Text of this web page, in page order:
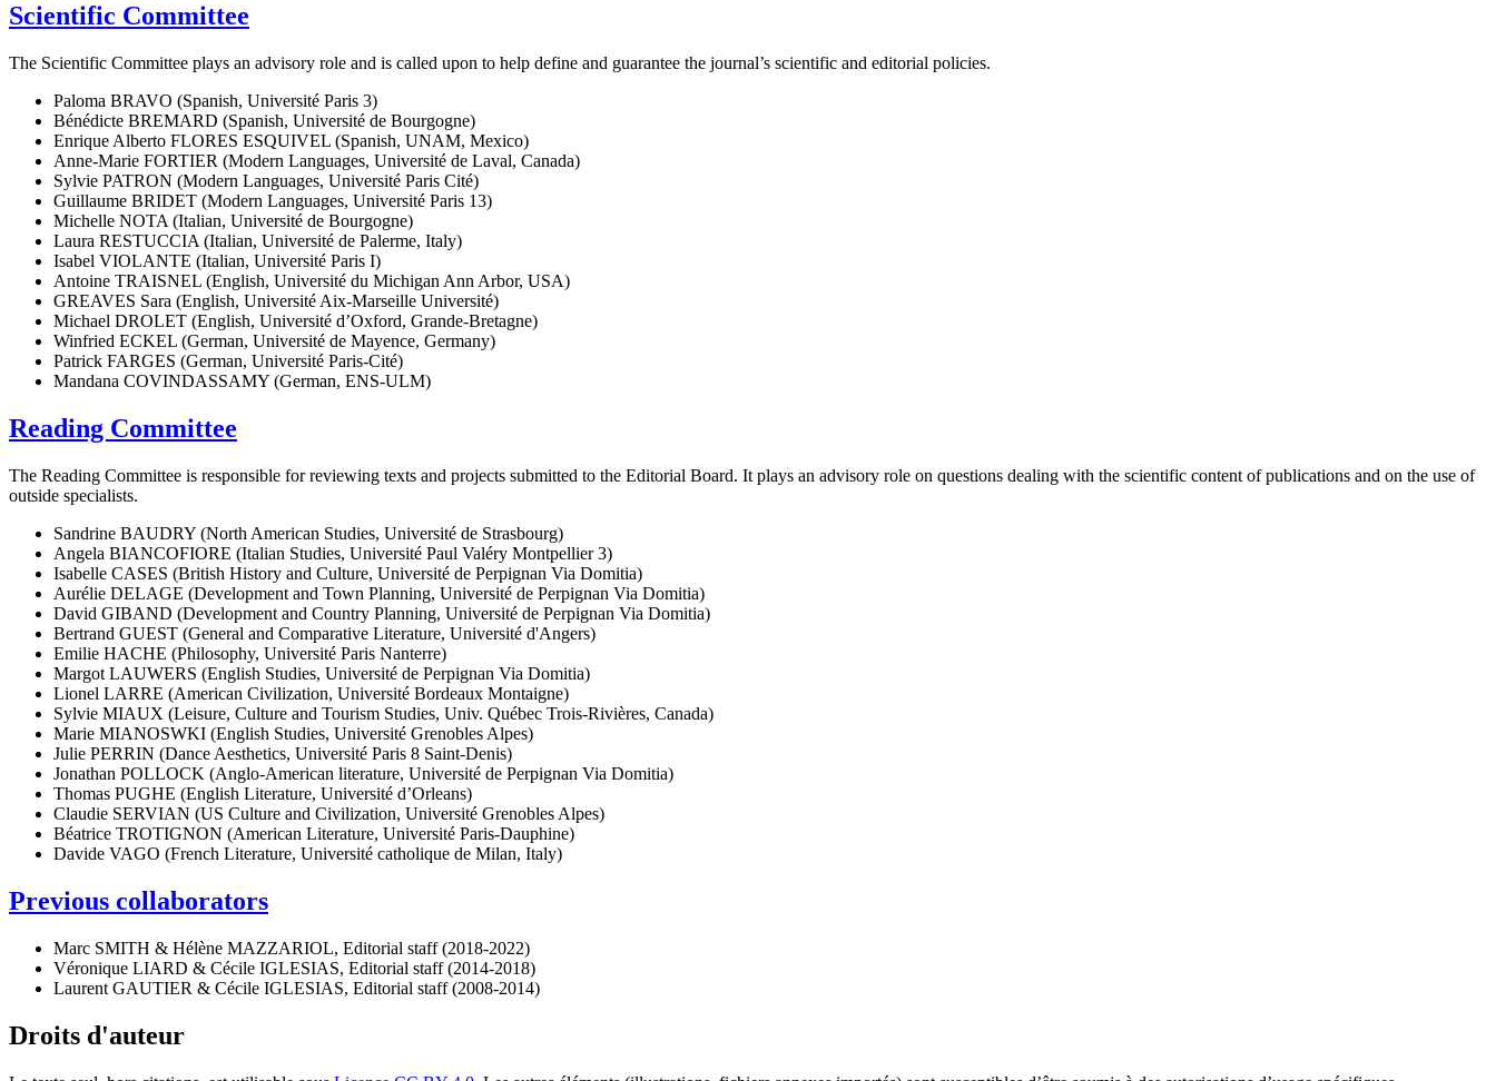
Scientific Committee
The Scientific Committee plays an advisory role and is called upon to help define and guarantee the journal’s scientific and editorial policies.
Paloma BRAVO (Spanish, Université Paris 3)
Bénédicte BREMARD (Spanish, Université de Bourgogne)
Enrique Alberto FLORES ESQUIVEL (Spanish, UNAM, Mexico)
Anne-Marie FORTIER (Modern Languages, Université de Laval, Canada)
Sylvie PATRON (Modern Languages, Université Paris Cité)
Guillaume BRIDET (Modern Languages, Université Paris 13)
Michelle NOTA (Italian, Université de Bourgogne)
Laura RESTUCCIA (Italian, Université de Palerme, Italy)
Isabel VIOLANTE (Italian, Université Paris I)
Antoine TRAISNEL (English, Université du Michigan Ann Arbor, USA)
GREAVES Sara (English, Université Aix-Marseille Université)
Michael DROLET (English, Université d’Oxford, Grande-Bretagne)
Winfried ECKEL (German, Université de Mayence, Germany)
Patrick FARGES (German, Université Paris-Cité)
Mandana COVINDASSAMY (German, ENS-ULM)
Reading Committee
The Reading Committee is responsible for reviewing texts and projects submitted to the Editorial Board. It plays an advisory role on questions dealing with the scientific content of publications and on the use of
outside specialists.
Sandrine BAUDRY (North American Studies, Université de Strasbourg)
Angela BIANCOFIORE (Italian Studies, Université Paul Valéry Montpellier 3)
Isabelle CASES (British History and Culture, Université de Perpignan Via Domitia)
Aurélie DELAGE (Development and Town Planning, Université de Perpignan Via Domitia)
David GIBAND (Development and Country Planning, Université de Perpignan Via Domitia)
Bertrand GUEST (General and Comparative Literature, Université d'Angers)
Emilie HACHE (Philosophy, Université Paris Nanterre)
Margot LAUWERS (English Studies, Université de Perpignan Via Domitia)
Lionel LARRE (American Civilization, Université Bordeaux Montaigne)
Sylvie MIAUX (Leisure, Culture and Tourism Studies, Univ. Québec Trois-Rivières, Canada)
Marie MIANOSWKI (English Studies, Université Grenobles Alpes)
Julie PERRIN (Dance Aesthetics, Université Paris 8 Saint-Denis)
Jonathan POLLOCK (Anglo-American literature, Université de Perpignan Via Domitia)
Thomas PUGHE (English Literature, Université d’Orleans)
Claudie SERVIAN (US Culture and Civilization, Université Grenobles Alpes)
Béatrice TROTIGNON (American Literature, Université Paris-Dauphine)
Davide VAGO (French Literature, Université catholique de Milan, Italy)
Previous collaborators
Marc SMITH & Hélène MAZZARIOL, Editorial staff (2018-2022)
Véronique LIARD & Cécile IGLESIAS, Editorial staff (2014-2018)
Laurent GAUTIER & Cécile IGLESIAS, Editorial staff (2008-2014)
Droits d'auteur